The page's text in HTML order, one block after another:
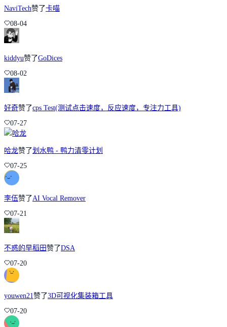
NaviTech赞了卡喵
08-04
kiddyu赞了GoDices
08-02
好奇赞了cps Test(测试点击速度，反应速度，专注力工具)
07-27
哈龙赞了划水鸭 - 鸭力清零计划
07-25
李伍赞了AI Vocal Remover
07-21
不惑的早稻田赞了DSA
07-20
youwen21赞了3D可视化集装箱工具
07-20